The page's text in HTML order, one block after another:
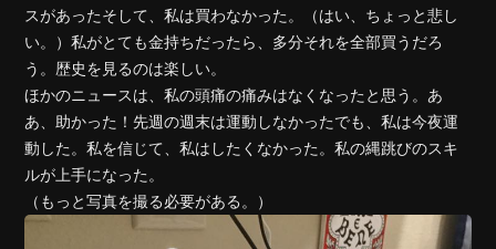
スがあったそして、私は買わなかった。（はい、ちょっと悲し
い。）私がとても金持ちだったら、多分それを全部買うだろ
う。歴史を見るのは楽しい。
ほかのニュースは、私の頭痛の痛みはなくなったと思う。あ
あ、助かった！先週の週末は運動しなかったでも、私は今夜​​運
動した。私を信じて、私はしたくなかった。私の縄跳びのスキ
ルが上手になった。
（もっと写真を撮る必要がある。）